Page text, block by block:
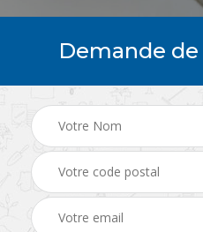
Demande